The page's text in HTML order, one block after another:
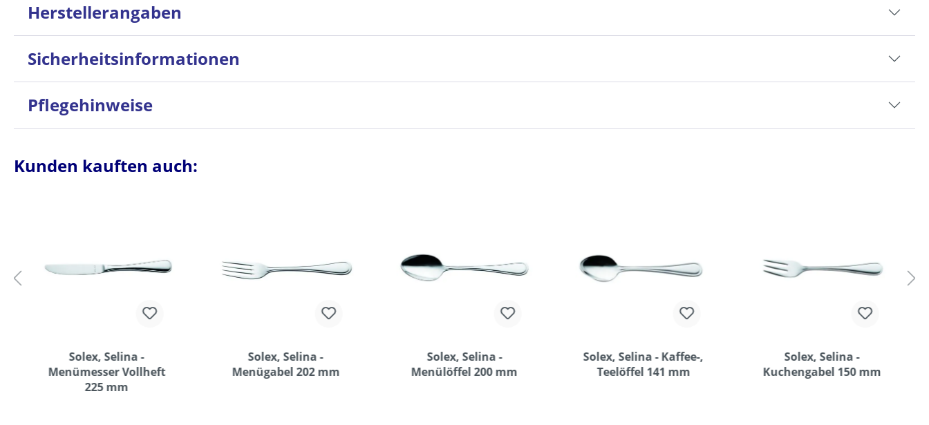
Herstellerangaben
Sicherheitsinformationen
Pflegehinweise
Kunden kauften auch:
Solex, Selina -
Menümesser Vollheft
225 mm
Solex, Selina -
Menügabel 202 mm
Solex, Selina -
Menülöffel 200 mm
Solex, Selina - Kaffee-,
Teelöffel 141 mm
Solex, Selina -
Kuchengabel 150 mm